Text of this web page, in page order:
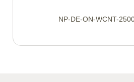
NP-DE-ON-WCNT-